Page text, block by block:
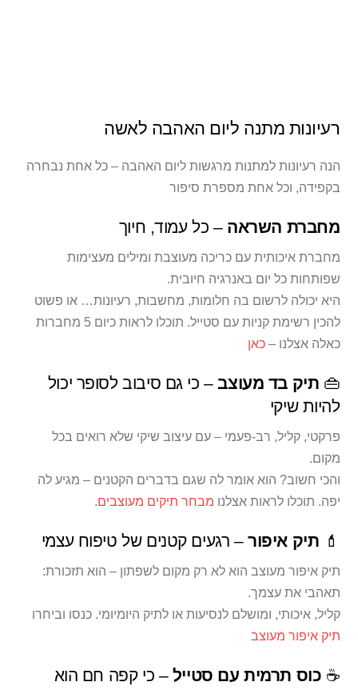
סוגים.
ניתן
את
רעיונות מתנה ליום האהבה לאשה
הנה רעיונות למתנות מרגשות ליום האהבה – כל אחת נבחרה
בקפידה, וכל אחת מספרת סיפור
מחברת השראה – כל עמוד, חיוך
מחברת איכותית עם כריכה מעוצבת ומילים מעצימות
שפותחות כל יום באנרגיה חיובית.
היא יכולה לרשום בה חלומות, מחשבות, רעיונות… או פשוט
להכין רשימת קניות עם סטייל. תוכלו לראות כיום 5 מחברות
כאלה אצלנו –כאן
👜 תיק בד מעוצב– כי גם סיבוב לסופר יכול
להיות שיקי
פרקטי, קליל, רב-פעמי – עם עיצוב שיקי שלא רואים בכל
מקום.
והכי חשוב? הוא אומר לה שגם בדברים הקטנים – מגיע לה
יפה. תוכלו לראות אצלנו מבחר תיקים מעוצבים.
💄 תיק איפור– רגעים קטנים של טיפוח עצמי
תיק איפור מעוצב הוא לא רק מקום לשפתון – הוא תזכורת:
תאהבי את עצמך.
קליל, איכותי, ומושלם לנסיעות או לתיק היומיומי. כנסו וביחרו
תיק איפור מעוצב
☕ כוס תרמית עם סטייל – כי קפה חם הוא